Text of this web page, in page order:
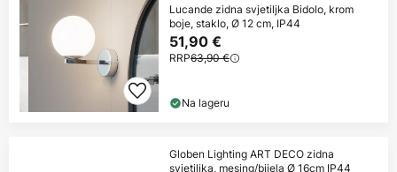
Lucande zidna svjetiljka Bidolo, krom
boje, staklo, Ø 12 cm, IP44
51,90 €
RRP63,90 €
Na lageru
Globen Lighting ART DECO zidna
svjetiljka, mesing/bijela Ø 16cm IP44